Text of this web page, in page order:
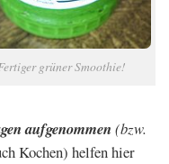
grüner Smoothie!
aufgenommen (bzw.
Kochen) helfen hier